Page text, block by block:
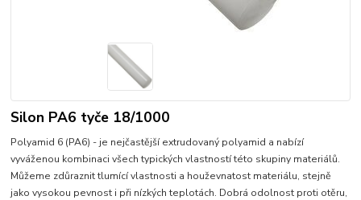
Silon PA6 tyče 18/1000
Polyamid 6 (PA6) - je nejčastější extrudovaný polyamid a nabízí
vyváženou kombinaci všech typických vlastností této skupiny materiálů.
Můžeme zdůraznit tlumící vlastnosti a houževnatost materiálu, stejně
jako vysokou pevnost i při nízkých teplotách. Dobrá odolnost proti otěru,